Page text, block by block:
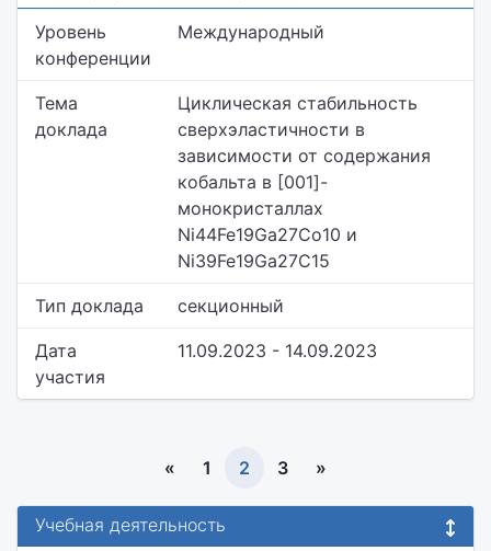
Уровень
конференции
Международный
Тема
доклада
Циклическая стабильность
сверхэластичности в
зависимости от содержания
кобальта в [001]-
монокристаллах
Ni44Fe19Ga27Co10 и
Ni39Fe19Ga27C15
Тип доклада секционный
Дата
участия
11.09.2023 - 14.09.2023
« 1 2 3 »
Учебная деятельность